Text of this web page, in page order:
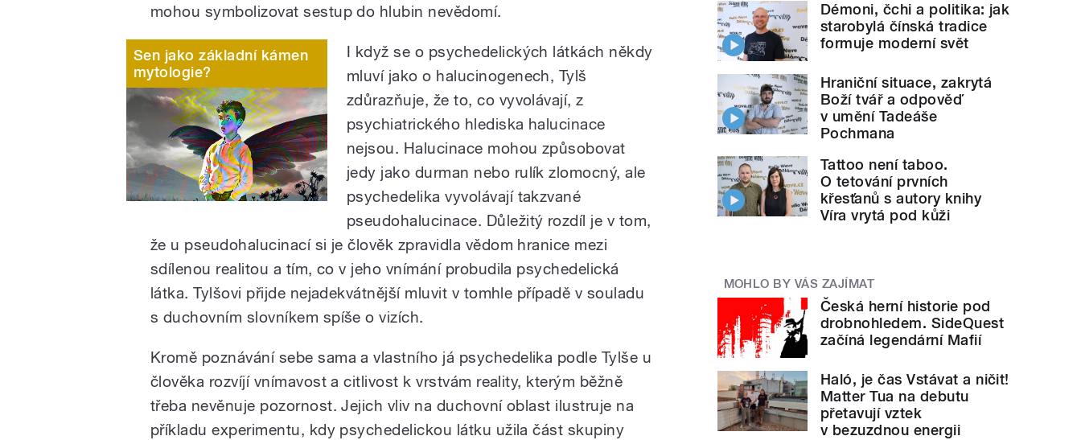
mohou symbolizovat sestup do hlubin nevědomí.
Sen jako základní kámen
mytologie?
I když se o psychedelických látkách někdy
mluví jako o halucinogenech, Tylš
zdůrazňuje, že to, co vyvolávají, z
psychiatrického hlediska halucinace
nejsou. Halucinace mohou způsobovat
jedy jako durman nebo rulík zlomocný, ale
psychedelika vyvolávají takzvané
pseudohalucinace. Důležitý rozdíl je v tom,
že u pseudohalucinací si je člověk zpravidla vědom hranice mezi
sdílenou realitou a tím, co v jeho vnímání probudila psychedelická
látka. Tylšovi přijde nejadekvátnější mluvit v tomhle případě v souladu
s duchovním slovníkem spíše o vizích.
Kromě poznávání sebe sama a vlastního já psychedelika podle Tylše u
člověka rozvíjí vnímavost a citlivost k vrstvám reality, kterým běžně
třeba nevěnuje pozornost. Jejich vliv na duchovní oblast ilustruje na
příkladu experimentu, kdy psychedelickou látku užila část skupiny
Démoni, čchi a politika: jak
starobylá čínská tradice
formuje moderní svět
Hraniční situace, zakrytá
Boží tvář a odpověď
v umění Tadeáše
Pochmana
Tattoo není taboo.
O tetování prvních
křesťanů s autory knihy
Víra vrytá pod kůži
MOHLO BY VÁS ZAJÍMAT
Česká herní historie pod
drobnohledem. SideQuest
začíná legendární Mafií
Haló, je čas Vstávat a ničit!
Matter Tua na debutu
přetavují vztek
v bezuzdnou energii